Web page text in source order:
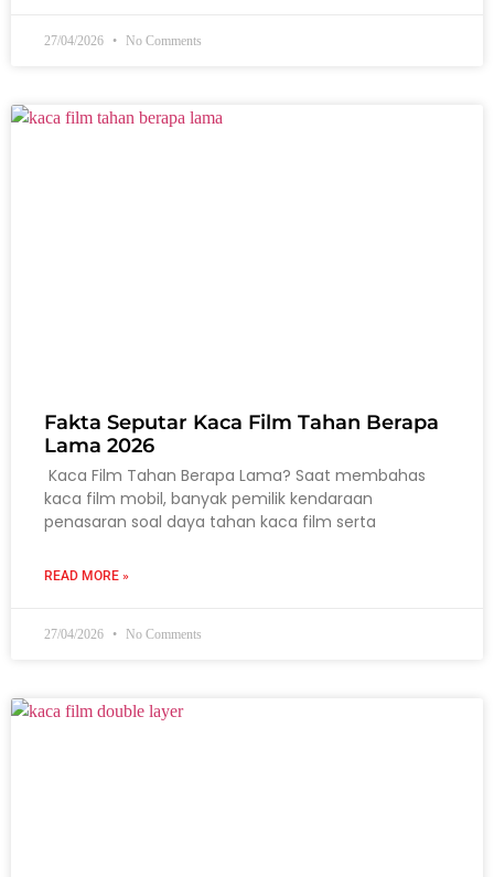
27/04/2026 No Comments
Fakta Seputar Kaca Film Tahan Berapa
Lama 2026
Kaca Film Tahan Berapa Lama? Saat membahas
kaca film mobil, banyak pemilik kendaraan
penasaran soal daya tahan kaca film serta
READ MORE »
27/04/2026 No Comments